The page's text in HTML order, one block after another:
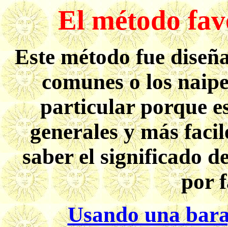
El método
Este método fue
comunes o los
particular porque
generales y más
saber el significado
por
Usando una